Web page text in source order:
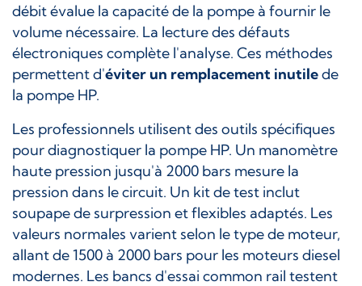
débit évalue la capacité de la pompe à fournir le
volume nécessaire. La lecture des défauts
électroniques complète l'analyse. Ces méthodes
permettent d'éviter un remplacement inutilede
la pompe HP.
Les professionnels utilisent des outils spécifiques
pour diagnostiquer la pompe HP. Un manomètre
haute pression jusqu'à 2000 bars mesure la
pression dans le circuit. Un kit de test inclut
soupape de surpression et flexibles adaptés. Les
valeurs normales varient selon le type de moteur,
allant de 1500 à 2000 bars pour les moteurs diesel
modernes. Les bancs d'essai common rail testent